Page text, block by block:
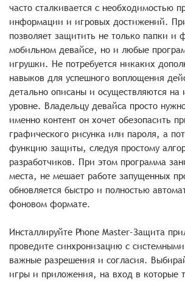
часто сталкивается с необходимостью
информации и игровых достижений.
позволяет защитить не только папки и
мобильном девайсе, но и любые
игрушки. Не потребуется никаких
навыков для успешного воплощения
детально описаны и осуществляются на
уровне. Владельцу девайса просто
именно контент он хочет обезопасить
графического рисунка или пароля, а
функцию защиты, следуя простому
разработчиков. При этом программа
места, не мешает работе запущенных
обновляется быстро и полностью
фоновом формате.
Инсталлируйте Phone Master-Защита
проведите синхронизацию с
важные разрешения и согласия.
игры и приложения, на вход в которые